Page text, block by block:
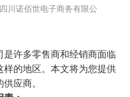
诺佰世电子商务有限公
许多零售商和经销商面临
的地区。本文将为您提供
应商。